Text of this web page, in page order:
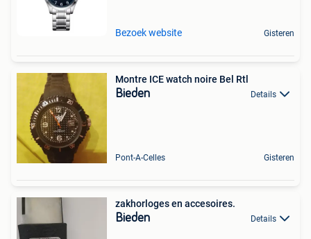
Bezoek website Gisteren
Montre ICE watch noire Bel Rtl
Bieden Details
Pont-A-Celles Gisteren
zakhorloges en accesoires.
Bieden Details